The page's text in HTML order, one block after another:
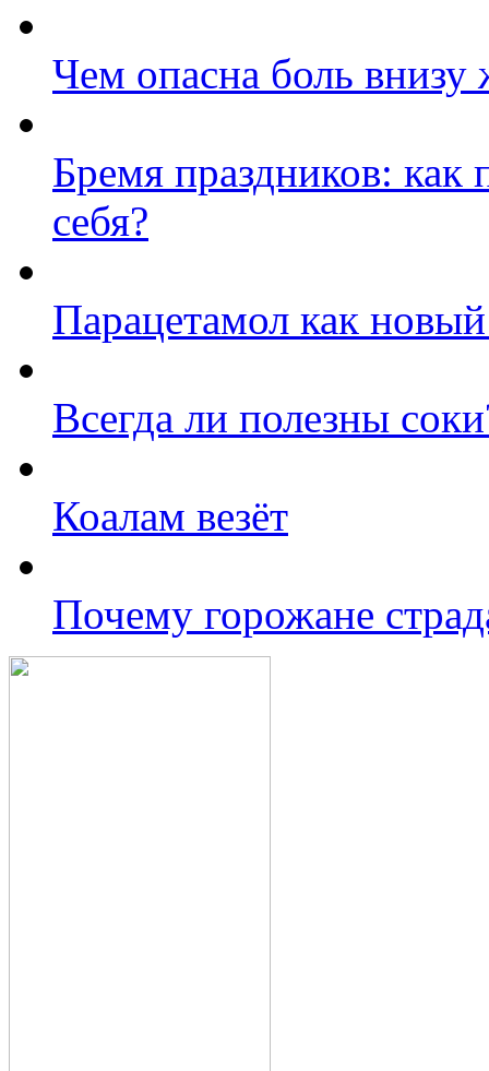
Чем опасна боль внизу
Бремя праздников: как
себя?
Парацетамол как
Всегда ли полезны
Коалам везёт
Почему горожане